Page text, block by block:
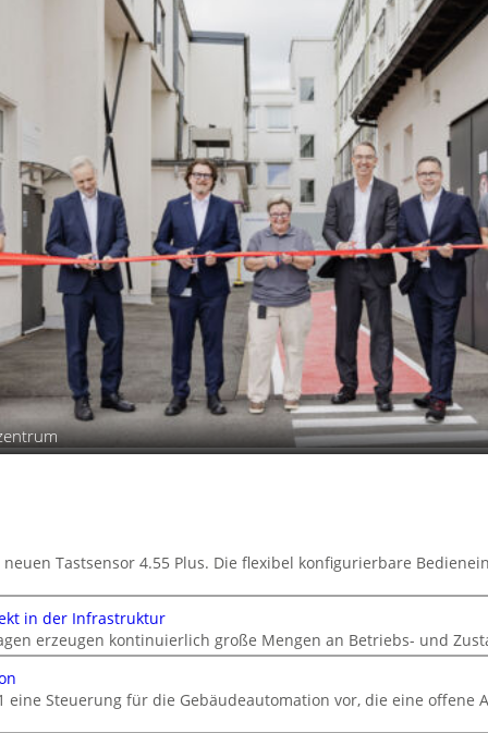
Tastsensor 4.55 Plus. Die flexibel konfigurierbare
in der Infrastruktur
erzeugen kontinuierlich große Mengen an Betriebs- und
eine Steuerung für die Gebäudeautomation vor, die eine